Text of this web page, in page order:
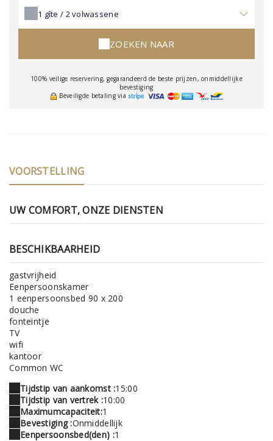
1 gîte / 2volwassene
ZOEKEN NAAR
100% veilige reservering, gegarandeerd de beste prijzen, onmiddellijke
bevestiging
Beveiligde betaling via
VOORSTELLING
UW COMFORT, ONZE DIENSTEN
BESCHIKBAARHEID
gastvrijheid
Eenpersoonskamer
1 eenpersoonsbed 90 x 200
douche
fonteintje
TV
wifi
kantoor
Common WC
Tijdstip van aankomst :15:00
Tijdstip van vertrek :10:00
Maximumcapaciteit:1
Bevestiging :Onmiddellijk
Eenpersoonsbed(den) :1